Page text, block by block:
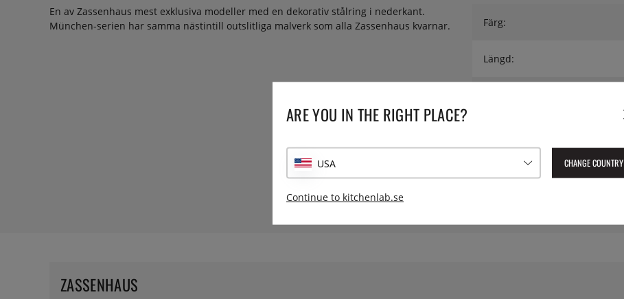
En av Zassenhaus mest exklusiva modeller med en dekorativ stålring i nederkant.
München-serien har samma nästintill outslitliga malverk som alla Zassenhaus kvarnar.
Färg:
Längd:
Lev. artikelnummer:Z-020588
EAN:4006528020588
ZASSENHAUS
ARE YOU IN THE RIGHT PLACE?
USA CHANGE COUNTRY
Continue to kitchenlab.se